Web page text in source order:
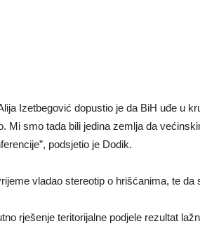
Izetbegović dopustio je da BiH uđe u
Mi smo tada bili jedina zemlja da
podsjetio je Dodik.
vladao stereotip o hrišćanima, te
rješenje teritorijalne podjele rezultat